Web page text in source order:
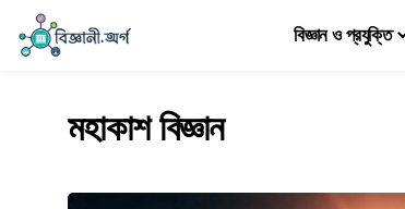
বিজ্ঞান ও প্রযুক্তি
মহাকাশ বিজ্ঞান